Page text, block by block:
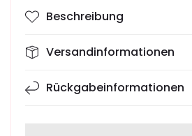
Beschreibung
Versandinformationen
Rückgabeinformationen